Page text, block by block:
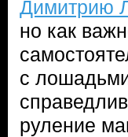
Димитрию
но как
с
руление